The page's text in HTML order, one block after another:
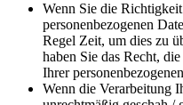
Wenn Sie die
personenbezogenen
Regel Zeit, um dies zu
haben Sie das Recht,
Ihrer
Wenn die Verarbeitung